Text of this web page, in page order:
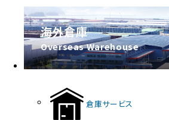
海外倉庫
倉庫サービス